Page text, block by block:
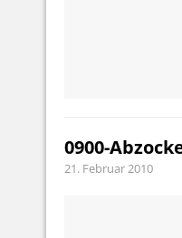
0900-
21. Februar 2010